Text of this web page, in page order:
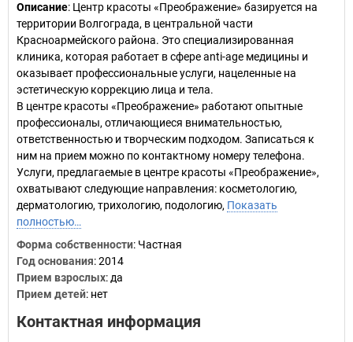
Описание: Центр красоты «Преображение» базируется на
территории Волгограда, в центральной части
Красноармейского района. Это специализированная
клиника, которая работает в сфере anti-age медицины и
оказывает профессиональные услуги, нацеленные на
эстетическую коррекцию лица и тела.
В центре красоты «Преображение» работают опытные
профессионалы, отличающиеся внимательностью,
ответственностью и творческим подходом. Записаться к
ним на прием можно по контактному номеру телефона.
Услуги, предлагаемые в центре красоты «Преображение»,
охватывают следующие направления: косметологию,
дерматологию, трихологию, подологию, Показать
полностью…
Форма собственности: Частная
Год основания:2014
Прием взрослых: да
Прием детей: нет
Контактная информация